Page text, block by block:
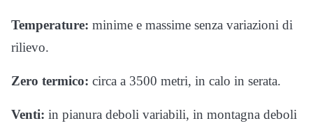
Temperature: minime e massime senza variazioni di
rilievo.
Zero termico: circa a 3500 metri, in calo in serata.
Venti: in pianura deboli variabili, in montagna deboli